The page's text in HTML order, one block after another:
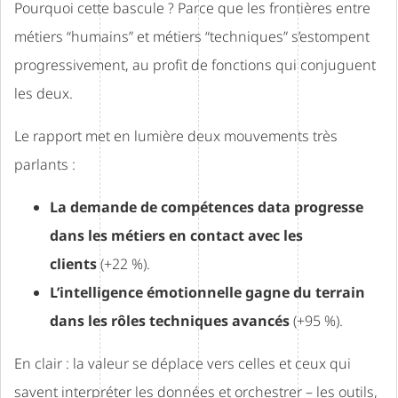
Pourquoi cette bascule ? Parce que les frontières entre
métiers “humains” et métiers “techniques” s’estompent
progressivement, au profit de fonctions qui conjuguent
les deux.
Le rapport met en lumière deux mouvements très
parlants :
La demande de compétences data progresse
dans les métiers en contact avec les
clients(+22 %).
L’intelligence émotionnelle gagne du terrain
dans les rôles techniques avancés(+95 %).
En clair : la valeur se déplace vers celles et ceux qui
savent interpréter les données et orchestrer – les outils,